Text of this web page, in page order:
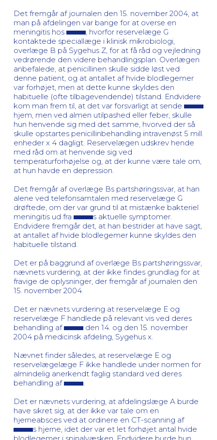
Det fremgår af journalen den 15. november 2004, at
man på afdelingen var bange for at overse en
meningitis hos
, hvorfor reservelæge G
kontaktede speciallæge i klinisk mikrobiologi,
overlæge B på Sygehus Z, for at få råd og vejledning
vedrørende den videre behandlingsplan. Overlægen
anbefalede, at penicillinen skulle sidde løst ved
denne patient, og at antallet af hvide blodlegemer
var forhøjet, men at dette kunne skyldes den
habituelle (ofte tilbagevendende) tilstand. Endvidere
kom man frem til, at det var forsvarligt at sende
hjem, men ved almen utilpashed eller feber, skulle
hun henvende sig med det samme, hvorved der så
skulle opstartes penicillinbehandling intravenøst 5 mill.
enheder x 4 dagligt. Reservelægen udskrev hende
med råd om at henvende sig ved
temperaturforhøjelse og, at der kunne være tale om,
at hun havde en depression.
Det fremgår af overlæge Bs partshøringssvar, at han
alene ved telefonsamtalen med reservelæge G
drøftede, om der var grund til at mistænke bakteriel
meningitis ud fra
s aktuelle symptomer.
Endvidere fremgår det, at han bestrider at have sagt,
at antallet af hvide blodlegemer kunne skyldes den
habituelle tilstand.
Det er på baggrund af overlæge Bs partshøringssvar,
nævnets vurdering, at der ikke findes grundlag for at
fravige de oplysninger, der fremgår af journalen den
15. november 2004.
Det er nævnets vurdering at reservelæge E og
reservelæge F handlede på relevant vis ved deres
behandling af
den 14. og den 15. november
2004 på medicinsk afdeling, Sygehus x.
Nævnet finder således, at reservelæge E og
reservelægelæge F ikke handlede under normen for
almindelig anerkendt faglig standard ved deres
behandling af
Det er nævnets vurdering, at afdelingslæge A burde
have sikret sig, at der ikke var tale om en
hjerneabsces ved at ordinere en CT-scanning af
s hjerne, idet der var et let forhøjet antal hvide
blodlegemer i spinalvæsken. Endvidere burde hun